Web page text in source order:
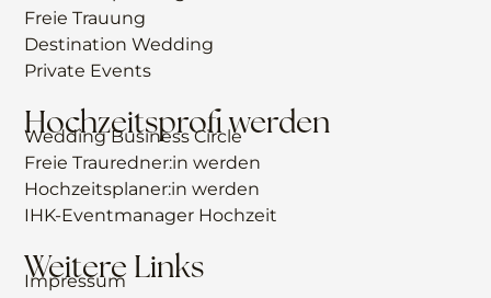
Freie Trauung
Destination Wedding
Private Events
Hochzeitsprofi werden
Wedding Business Circle
Freie Trauredner:in werden
Hochzeitsplaner:in werden
IHK-Eventmanager Hochzeit
Weitere Links
Impressum